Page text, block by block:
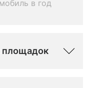
в год
площадок